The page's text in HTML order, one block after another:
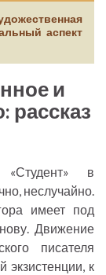
аспект
и
рассказ
«Студент» в
неслучайно.
имеет под
Движение
писателя
экзистенции, к